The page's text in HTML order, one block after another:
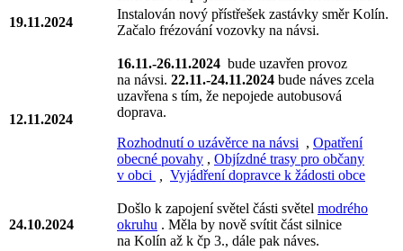
19.11.2024
Instalován nový přístřešek zastávky směr Kolín.
Začalo frézování vozovky na návsi.
12.11.2024
16.11.-26.11.2024 bude uzavřen provoz
na návsi. 22.11.-24.11.2024 bude náves zcela
uzavřena s tím, že nepojede autobusová
doprava.
Rozhodnutí o uzávěrce na návsi , Opatření
obecné povahy , Objízdné trasy pro občany
v obci , Vyjádření dopravce k žádosti obce
24.10.2024
Došlo k zapojení světel části světel modrého
okruhu . Měla by nově svítit část silnice
na Kolín až k čp 3., dále pak náves.